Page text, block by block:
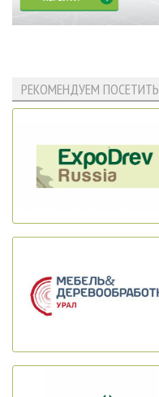
РЕКОМЕНДУЕМ ПОСЕТИТЬ